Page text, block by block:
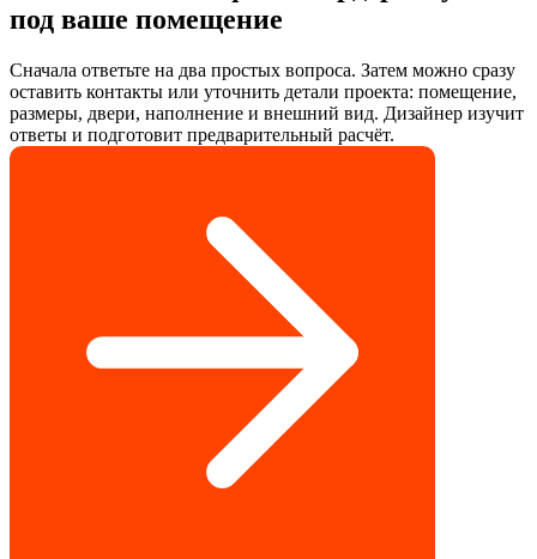
под ваше помещение
Сначала ответьте на два простых вопроса. Затем можно сразу
оставить контакты или уточнить детали проекта: помещение,
размеры, двери, наполнение и внешний вид. Дизайнер изучит
ответы и подготовит предварительный расчёт.